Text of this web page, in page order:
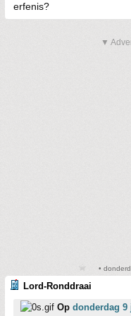
erfenis?
▼
•
Lord-Ronddraai
Op donderdag 9